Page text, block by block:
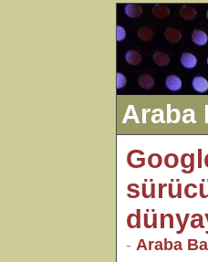
Araba
- Araba